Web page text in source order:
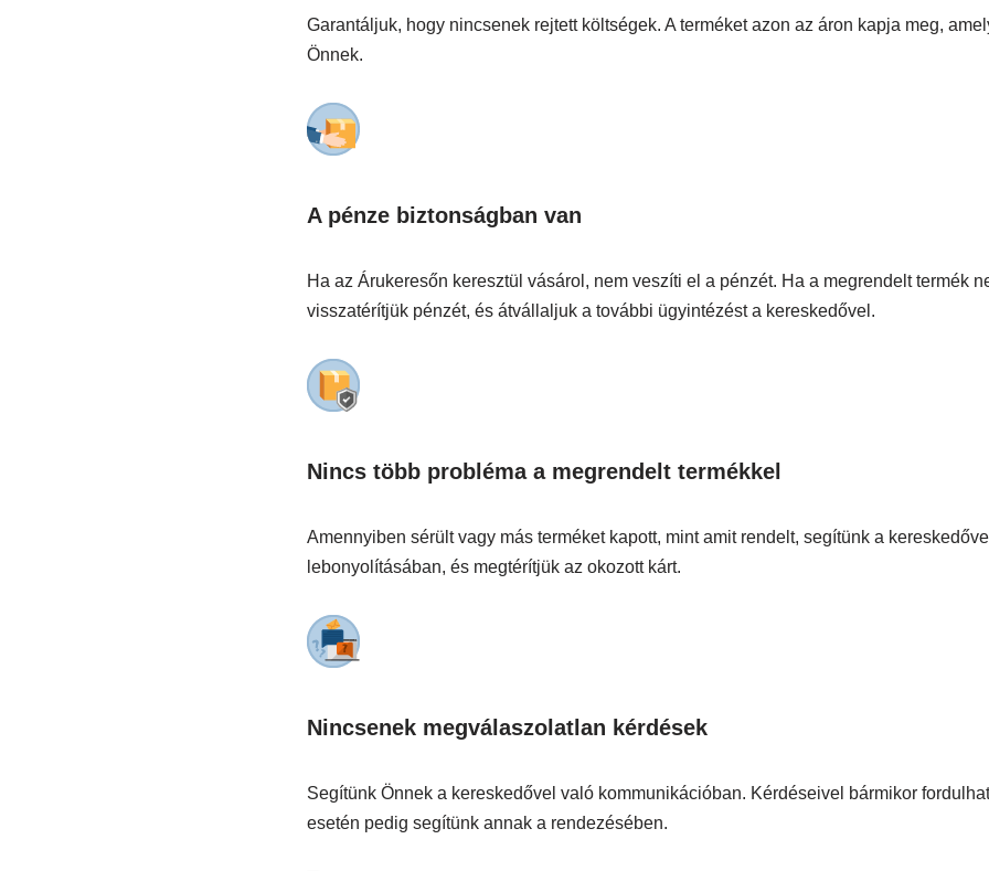
Garantáljuk, hogy nincsenek rejtett költségek. A terméket azon az áron kapja meg,
Önnek.
A pénze biztonságban van
Ha az Árukeresőn keresztül vásárol, nem veszíti el a pénzét. Ha a megrendelt termék
visszatérítjük pénzét, és átvállaljuk a további ügyintézést a kereskedővel.
Nincs több probléma a megrendelt termékkel
Amennyiben sérült vagy más terméket kapott, mint amit rendelt, segítünk a
lebonyolításában, és megtérítjük az okozott kárt.
Nincsenek megválaszolatlan kérdések
Segítünk Önnek a kereskedővel való kommunikációban. Kérdéseivel bármikor
esetén pedig segítünk annak a rendezésében.